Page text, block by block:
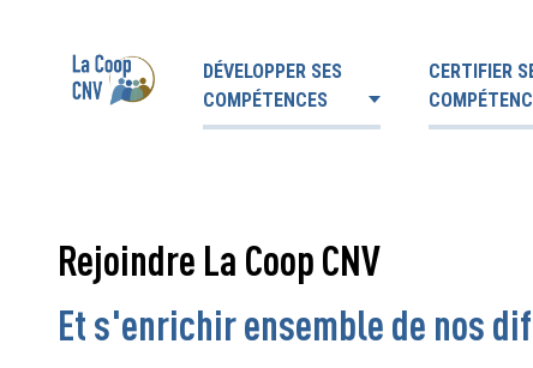
DÉVELOPPER SES
COMPÉTENCES
CERTIFIER
Rejoindre La Coop CNV
Et s'enrichir ensemble de nos